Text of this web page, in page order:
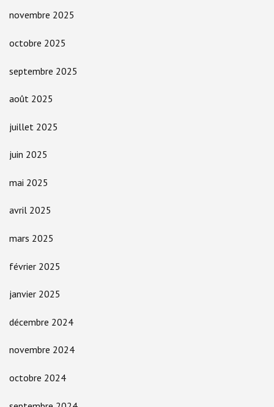
novembre 2025
octobre 2025
septembre 2025
août 2025
juillet 2025
juin 2025
mai 2025
avril 2025
mars 2025
février 2025
janvier 2025
décembre 2024
novembre 2024
octobre 2024